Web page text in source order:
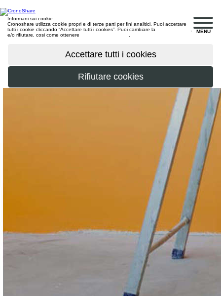
MENU
Informani sui cookie
Cronoshare utilizza cookie propri e di terze parti per fini analitici. Puoi accettare
tutti i cookie cliccando “Accettare tutti i cookies”. Puoi cambiare la
e/o rifiutare, cosi come ottenere